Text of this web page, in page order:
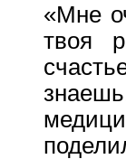
«Мне
твоя